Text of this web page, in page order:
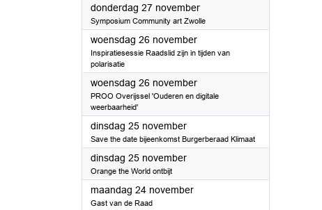
donderdag 27 november2025
Symposium Community art Zwolle
woensdag 26 november2025
Inspiratiesessie Raadslid zijn in tijden van
polarisatie
woensdag 26 november2025
PROO Overijssel 'Ouderen en digitale
weerbaarheid'
dinsdag 25 november2025
Save the date bijeenkomst Burgerberaad Klimaat
dinsdag 25 november2025
Orange the World ontbijt
maandag 24 november2025
Gast van de Raad